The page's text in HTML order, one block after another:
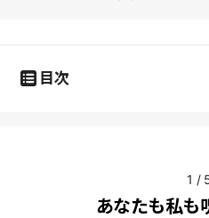
目次
1 /
あなたも私も